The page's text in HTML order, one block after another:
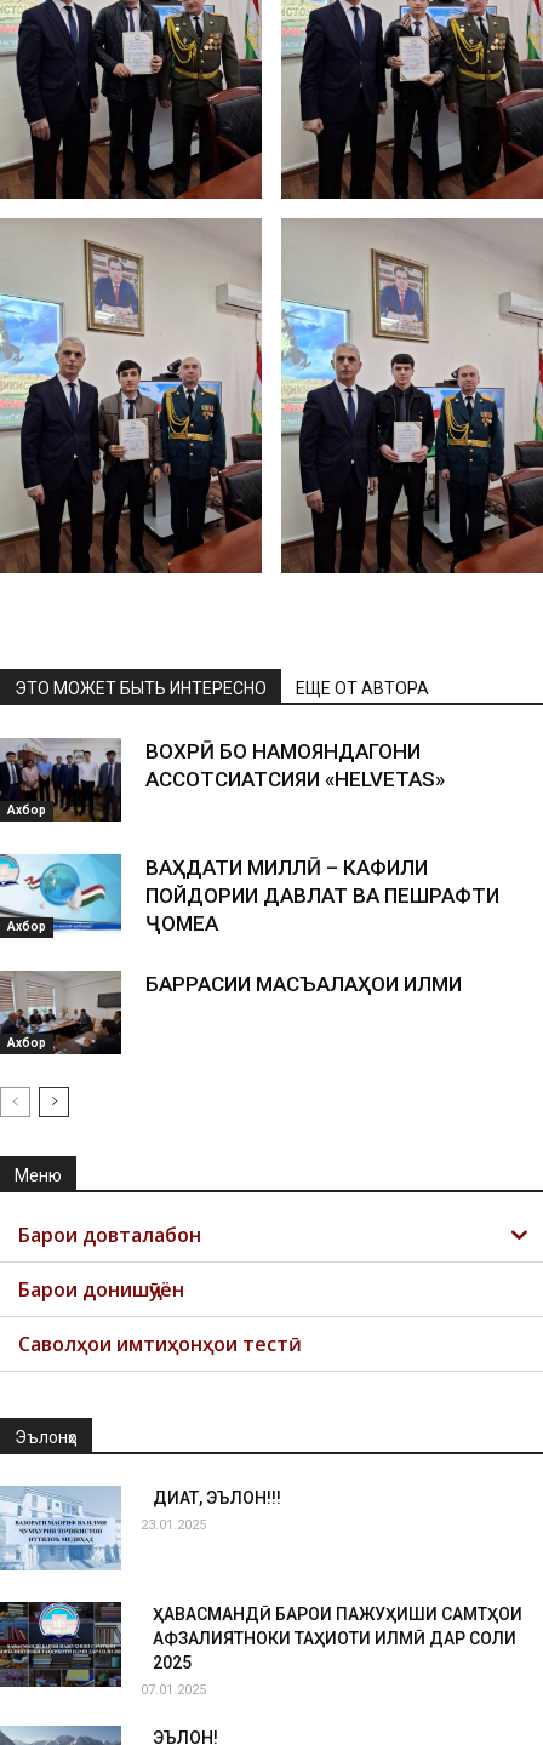
ЭТО МОЖЕТ БЫТЬ ИНТЕРЕСНО ЕЩЕ ОТ АВТОРА
Ахбор
ВОХӮРӢ БО НАМОЯНДАГОНИ
АССОТСИАТСИЯИ «HELVETAS»
Ахбор
ВАҲДАТИ МИЛЛӢ – КАФИЛИ
ПОЙДОРИИ ДАВЛАТ ВА ПЕШРАФТИ
ҶОМЕА
Ахбор
БАРРАСИИ МАСЪАЛАҲОИ ИЛМИ
Меню
Барои довталабон
Барои донишҷӯён
Саволҳои имтиҳонҳои тестӣ
Эълонҳо
ДИҚҚАТ, ЭЪЛОН!!!
23.01.2025
ҲАВАСМАНДӢ БАРОИ ПАЖУҲИШИ САМТҲОИ
АФЗАЛИЯТНОКИ ТАҲҚИҚОТИ ИЛМӢ ДАР СОЛИ
2025
07.01.2025
ЭЪЛОН!